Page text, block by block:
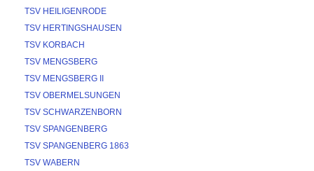
TSV HEILIGENRODE
TSV HERTINGSHAUSEN
TSV KORBACH
TSV MENGSBERG
TSV MENGSBERG II
TSV OBERMELSUNGEN
TSV SCHWARZENBORN
TSV SPANGENBERG
TSV SPANGENBERG 1863
TSV WABERN